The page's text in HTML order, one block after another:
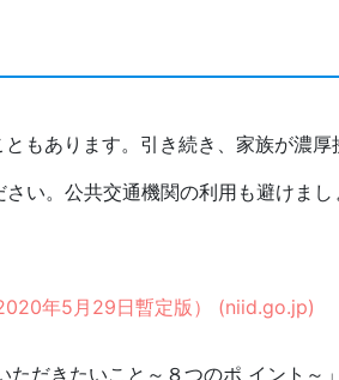
もあります。引き続き、家族が濃厚
い。公共交通機関の利用も避けまし
年5月29日暫定版） (niid.go.jp)
ただきたいこと～８つのポ イント～